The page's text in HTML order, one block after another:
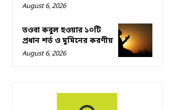
August 6, 2026
তওবা কবুল হওয়ার ১০টি
প্রধান শর্ত ও মুমিনের করণীয়
August 6, 2026